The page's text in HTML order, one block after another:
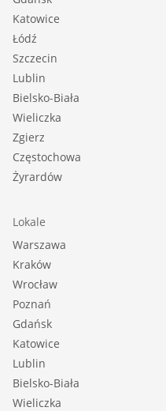
Katowice
Łódź
Szczecin
Lublin
Bielsko-Biała
Wieliczka
Zgierz
Częstochowa
Żyrardów
Lokale
Warszawa
Kraków
Wrocław
Poznań
Gdańsk
Katowice
Lublin
Bielsko-Biała
Wieliczka